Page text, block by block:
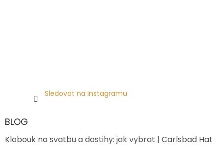
Sledovat na Instagramu
BLOG
Klobouk na svatbu a dostihy: jak vybrat | Carlsbad Hat